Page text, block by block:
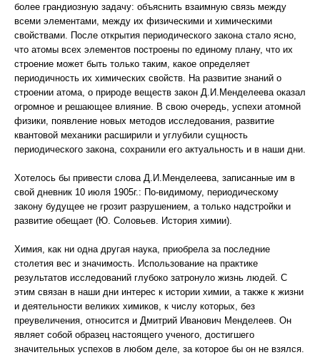
более грандиозную задачу: объяснить взаимную связь между
всеми элементами, между их физическими и химическими
свойствами. После открытия периодического закона стало ясно,
что атомы всех элементов построены по единому плану, что их
строение может быть только таким, какое определяет
периодичность их химических свойств. На развитие знаний о
строении атома, о природе веществ закон Д.И.Менделеева оказал
огромное и решающее влияние. В свою очередь, успехи атомной
физики, появление новых методов исследования, развитие
квантовой механики расширили и углубили сущность
периодического закона, сохранили его актуальность и в наши дни.
Хотелось бы привести слова Д.И.Менделеева, записанные им в
свой дневник 10 июля 1905г.: По-видимому, периодическому
закону будущее не грозит разрушением, а только надстройки и
развитие обещает (Ю. Соловьев. История химии).
Химия, как ни одна другая наука, приобрела за последние
столетия вес и значимость. Использование на практике
результатов исследований глубоко затронуло жизнь людей. С
этим связан в наши дни интерес к истории химии, а также к жизни
и деятельности великих химиков, к числу которых, без
преувеличения, относится и Дмитрий Иванович Менделеев. Он
являет собой образец настоящего ученого, достигшего
значительных успехов в любом деле, за которое бы он не взялся.